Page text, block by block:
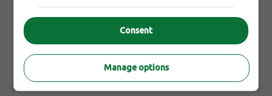
Quel est le salaire moyen au
Canada?
Consent
Manage options